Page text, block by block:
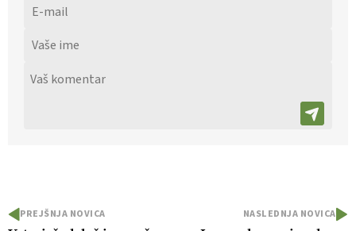
PREJŠNJA NOVICA NASLEDNJA NOVICA